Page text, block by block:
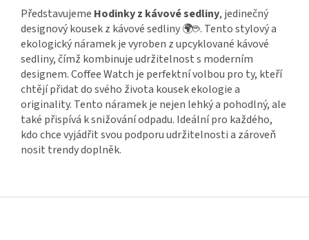
Představujeme Hodinky z kávové sedliny, jedinečný
designový kousek z kávové sedliny 🌍☕. Tento stylový a
ekologický náramek je vyroben z upcyklované kávové
sedliny, čímž kombinuje udržitelnost s moderním
designem. Coffee Watch je perfektní volbou pro ty, kteří
chtějí přidat do svého života kousek ekologie a
originality. Tento náramek je nejen lehký a pohodlný, ale
také přispívá k snižování odpadu. Ideální pro každého,
kdo chce vyjádřit svou podporu udržitelnosti a zároveň
nosit trendy doplněk.